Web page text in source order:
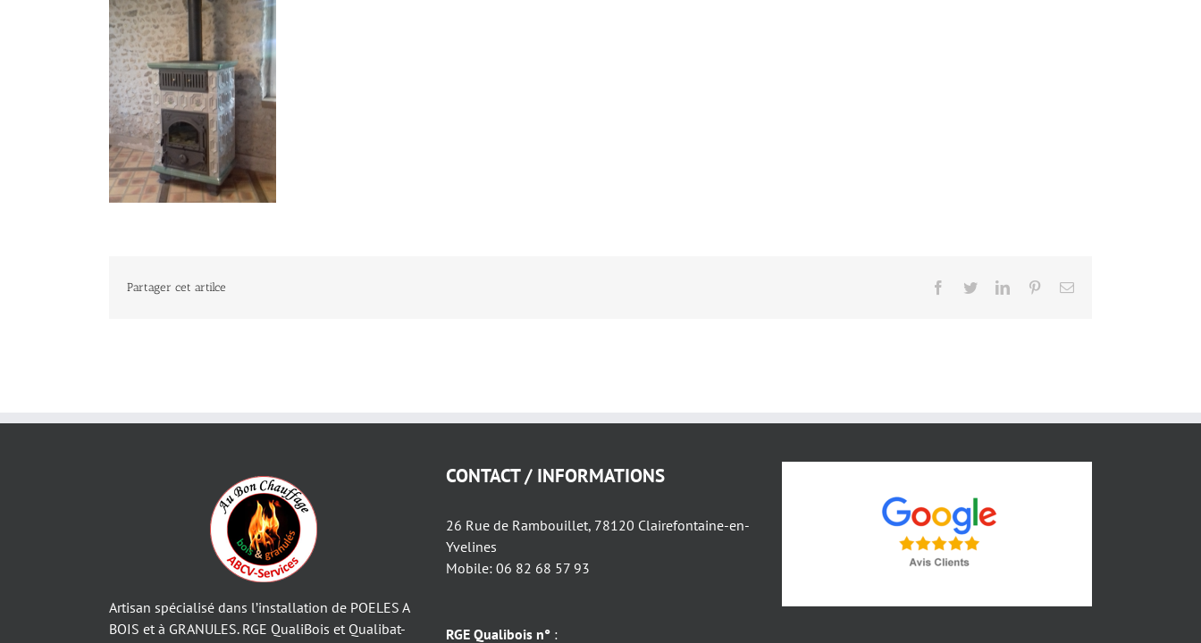
Partager cet artilce Facebook
TwitterLinkedInPinterestEmail
Artisan spécialisé dans l’installation de POELES A
BOIS et à GRANULES. RGE QualiBois et Qualibat-
CONTACT / INFORMATIONS
26 Rue de Rambouillet, 78120 Clairefontaine-en-
Yvelines
Mobile: 06 82 68 57 93
RGE Qualibois n°: